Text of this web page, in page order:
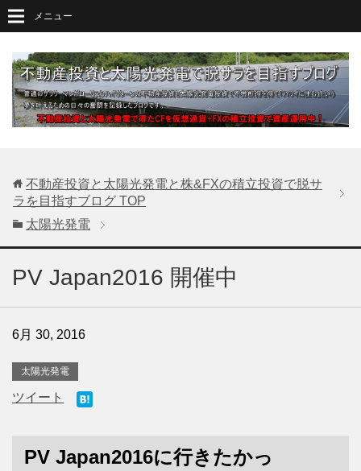
メニュー
不動産投資と太陽光発電と株&FXの積立投資で脱サ
ラを目指すブログ TOP
太陽光発電
PV Japan2016 開催中
6月 30, 2016
太陽光発電
ツイート
PV Japan2016に行きたかっ